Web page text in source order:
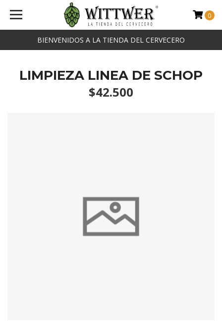
BIENVENIDOS A LA TIENDA DEL CERVECERO
0
LIMPIEZA LINEA DE SCHOP
$42.500